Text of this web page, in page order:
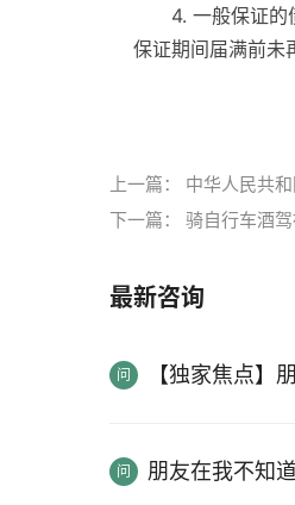
4. 一般保证的
保证期间届满前未
上一篇： 中华人民共
下一篇： 骑自行车酒
最新咨询
【独家焦点】
朋友在我不知